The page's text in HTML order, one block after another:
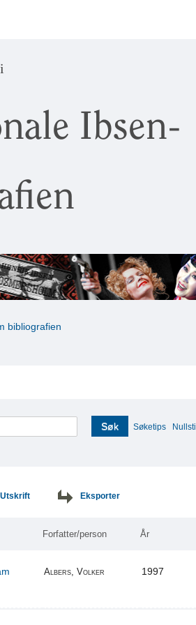
Ibsen-
bibliografien
Søk Søketips Nullstill
Utskrift Eksporter
Forfatter/person År
Albers, Volker 1997